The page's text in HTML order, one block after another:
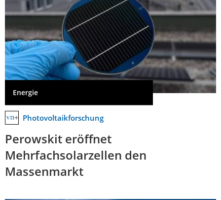
Energie
Photovoltaikforschung
Perowskit eröffnet
Mehrfachsolarzellen den
Massenmarkt